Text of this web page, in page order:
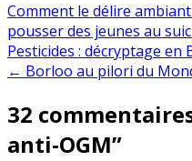
Comment le délire
pousser des jeunes au
Navigation
de
l’article
Pesticides : décryptage en
← Borloo au pilori du
32
anti-OGM”